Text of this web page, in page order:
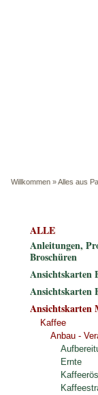
Willkommen »Alles aus
ALLE
Anleitungen,
Broschüren
Ansichtskarten
Ansichtskarten
Ansichtskarten
Kaffee
Anbau -
Ernte